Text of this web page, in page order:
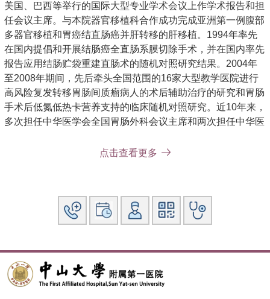
美国、巴西等举行的国际大型专业学术会议上作学术报告和担
任会议主席。与本院器官移植科合作成功完成亚洲第一例腹部
多器官移植和胃癌结直肠癌并肝转移的肝移植。1994年率先
在国内提倡和开展结肠癌全直肠系膜切除手术，并在国内率先
报告应用结肠贮袋重建直肠术的随机对照研究结果。2004年
至2008年期间，先后牵头全国范围的16家大型教学医院进行
高风险复发转移胃肠间质瘤病人的术后辅助治疗的研究和胃肠
手术后低氮低热卡营养支持的临床随机对照研究。近10年来，
多次担任中华医学会全国胃肠外科会议主席和两次担任中华医
度，在国际胃肠外科学界有一定的知名度。
1、胃肠道癌肿特别是胃癌的诊断及外科治疗。
2、胃肠间质瘤的诊断，手术治疗和辅助治疗。
4、外科病人围手术期的营养支持。
点击查看更多